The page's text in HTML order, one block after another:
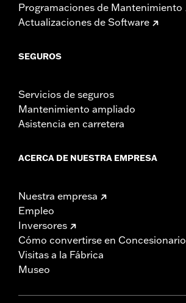
Programaciones de Mantenimiento
Actualizaciones de Software
SEGUROS
Servicios de seguros
Mantenimiento ampliado
Asistencia en carretera
ACERCA DE NUESTRA EMPRESA
Nuestra empresa
Empleo
Inversores
Cómo convertirse en Concesionario
Visitas a la Fábrica
Museo